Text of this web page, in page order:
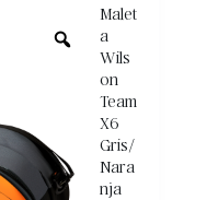
Malet
a
Wils
on
Team
X6
Gris/
Nara
nja